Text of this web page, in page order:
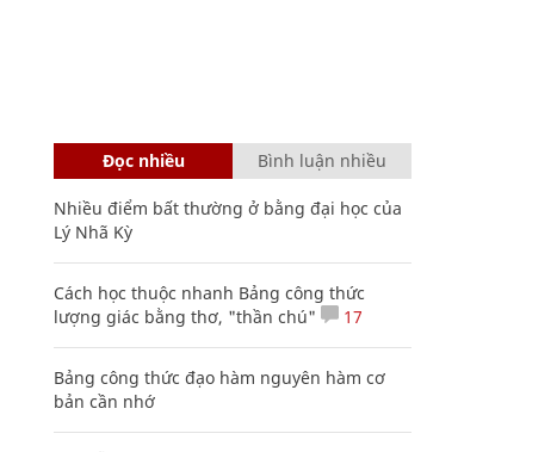
Đọc nhiều Bình luận nhiều
Nhiều điểm bất thường ở bằng đại học của
Lý Nhã Kỳ
Cách học thuộc nhanh Bảng công thức
lượng giác bằng thơ, "thần chú"
17
Bảng công thức đạo hàm nguyên hàm cơ
bản cần nhớ